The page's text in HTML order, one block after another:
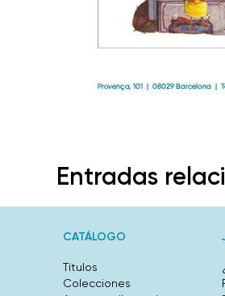
Entradas
CATÁLOGO
Títulos
Colecciones